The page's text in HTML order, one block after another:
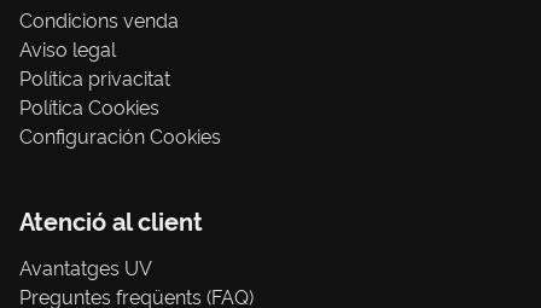
Condicions venda
Aviso legal
Política privacitat
Política Cookies
Configuración Cookies
Atenció al client
Avantatges UV
Preguntes freqüents (FAQ)